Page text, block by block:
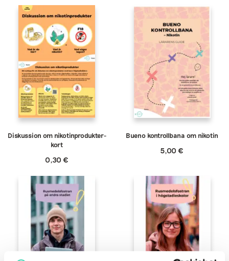
Diskussion om nikotinprodukter-
kort
0,30€
Bueno kontrollbana om nikotin
5,00€